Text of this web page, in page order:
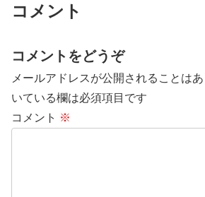
コメント
コメントをどうぞ
メールアドレスが公開されることはあ
いている欄は必須項目です
コメント ※